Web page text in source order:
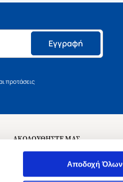
Αποδοχή Όλων
Εγγραφή
προτάσεις
ΑΚΟΛΟΥΘΗΣΤΕ ΜΑΣ